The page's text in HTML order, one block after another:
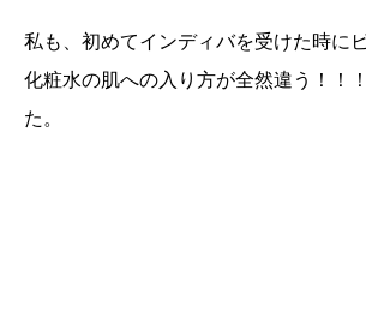
私も、初めてインディバを受けた時に
化粧水の肌への入り方が全然違う！！
た。